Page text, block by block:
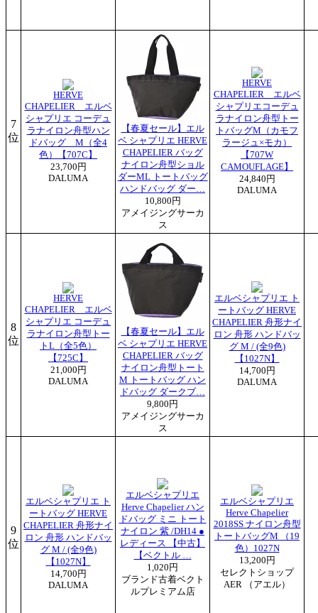
7
位
HERVE
CHAPELIER エルベ
シャプリエ コーデュ
ラナイロン舟型ハン
ドバッグ M（全4
色）【707C】
23,700円
DALUMA
【春夏セール】エル
ベ シャプリエ HERVE
CHAPELIER バッグ
ナイロン舟型ショル
ダーML トートバッグ
ハンドバッグ ダー…
10,800円
アメイジングサーカ
ス
HERVE
CHAPELIER エルベ
シャプリエコーデュ
ラナイロン舟型トー
トバッグM（カモフ
ラージュ×モカ）
【707W
CAMOUFLAGE】
24,840円
DALUMA
8
位
HERVE
CHAPELIER エルベ
シャプリエ コーデュ
ラナイロン舟型トー
トL（全5色）
【725C】
21,000円
DALUMA
【春夏セール】エル
ベ シャプリエ HERVE
CHAPELIER バッグ
ナイロン舟型トート
M トートバッグ ハン
ドバッグ ダークブ…
9,800円
アメイジングサーカ
ス
エルベシャプリエ ト
ートバッグ HERVE
CHAPELIER 舟形ナイ
ロン 舟形 ハンドバッ
グ M / (全9色)
【1027N】
14,700円
DALUMA
9
位
エルベシャプリエ ト
ートバッグ HERVE
CHAPELIER 舟形ナイ
ロン 舟形 ハンドバッ
グ M / (全9色)
【1027N】
14,700円
DALUMA
エルベシャプリエ
Herve Chapelier ハン
ドバッグ ミニ トート
ナイロン 紫 /DH14 ●
レディース 【中古】
【ベクトル …
1,020円
ブランド古着ベクト
ルプレミアム店
エルベシャプリエ
Herve Chapelier
2018SS ナイロン舟型
トートバッグM （19
色）1027N
13,200円
セレクトショップ
AER （アエル）